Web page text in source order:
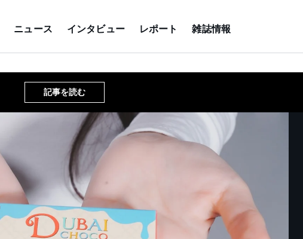
ニュース インタビュー レポート 雑誌情報
記事を読む